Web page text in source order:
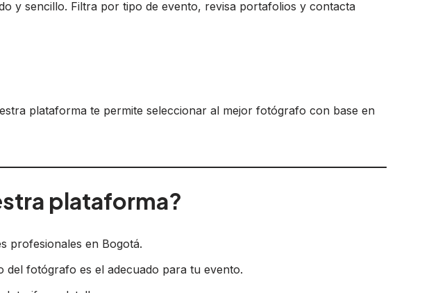
y sencillo. Filtra por tipo de evento, revisa portafolios y contacta
plataforma te permite seleccionar al mejor fotógrafo con base en
plataforma?
profesionales en Bogotá.
del fotógrafo es el adecuado para tu evento.